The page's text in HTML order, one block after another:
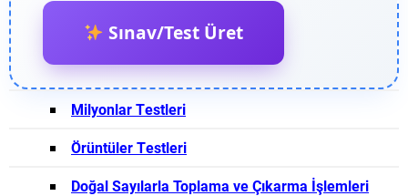
Sınav/Test Üret
Milyonlar Testleri
Örüntüler Testleri
Doğal Sayılarla Toplama ve Çıkarma İşlemleri